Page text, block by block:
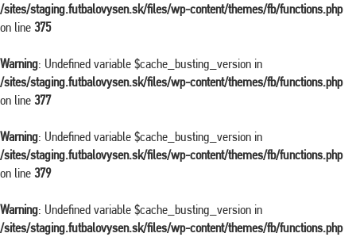
/sites/staging.futbalovysen.sk/files/wp-content/themes/fb/functions.php
on line 375
Warning: Undefined variable $cache_busting_version in
/sites/staging.futbalovysen.sk/files/wp-content/themes/fb/functions.php
on line 377
Warning: Undefined variable $cache_busting_version in
/sites/staging.futbalovysen.sk/files/wp-content/themes/fb/functions.php
on line 379
Warning: Undefined variable $cache_busting_version in
/sites/staging.futbalovysen.sk/files/wp-content/themes/fb/functions.php